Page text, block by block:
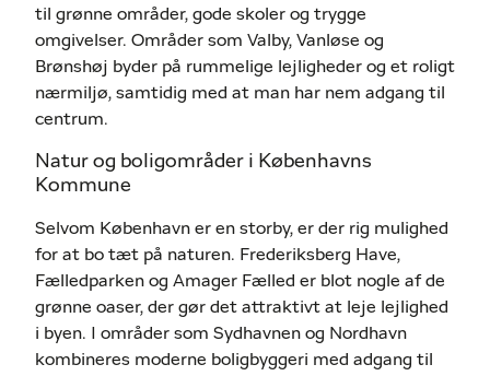
til grønne områder, gode skoler og trygge
omgivelser. Områder som Valby, Vanløse og
Brønshøj byder på rummelige lejligheder og et roligt
nærmiljø, samtidig med at man har nem adgang til
centrum.
Natur og boligområder i Københavns
Kommune
Selvom København er en storby, er der rig mulighed
for at bo tæt på naturen. Frederiksberg Have,
Fælledparken og Amager Fælled er blot nogle af de
grønne oaser, der gør det attraktivt at leje lejlighed
i byen. I områder som Sydhavnen og Nordhavn
kombineres moderne boligbyggeri med adgang til